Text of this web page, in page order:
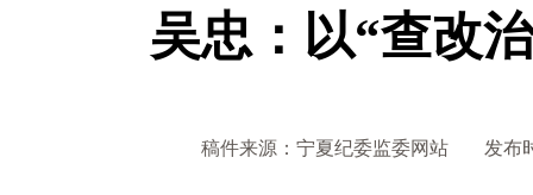
吴忠：以“查改
稿件来源：宁夏纪委监委网站 发布